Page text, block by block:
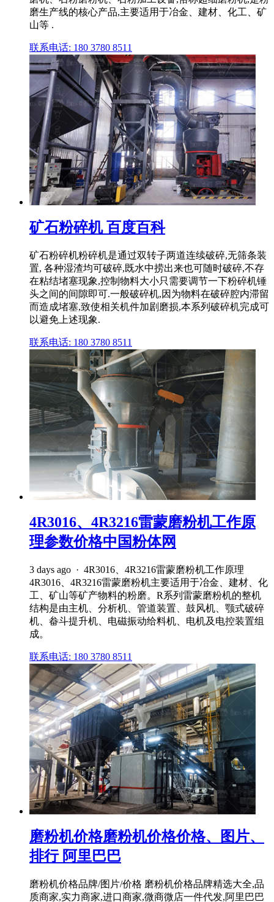
磨生产线的核心产品,主要适用于冶金、建材、化工、矿
山等 .
联系电话: 180 3780 8511
矿石粉碎机 百度百科
矿石粉碎机粉碎机是通过双转子两道连续破碎,无筛条装
置, 各种湿渣均可破碎,既水中捞出来也可随时破碎,不存
在粘结堵塞现象,控制物料大小只需要调节一下粉碎机锤
头之间的间隙即可.一般破碎机,因为物料在破碎腔内滞留
而造成堵塞,致使相关机件加剧磨损,本系列破碎机完成可
以避免上述现象.
联系电话: 180 3780 8511
4R3016、4R3216雷蒙磨粉机工作原
理参数价格中国粉体网
3 days ago · 4R3016、4R3216雷蒙磨粉机工作原理
4R3016、4R3216雷蒙磨粉机主要适用于冶金、建材、化
工、矿山等矿产物料的粉磨。R系列雷蒙磨粉机的整机
结构是由主机、分析机、管道装置、鼓风机、颚式破碎
机、畚斗提升机、电磁振动给料机、电机及电控装置组
成。
联系电话: 180 3780 8511
磨粉机价格磨粉机价格价格、图片、
排行 阿里巴巴
磨粉机价格品牌/图片/价格 磨粉机价格品牌精选大全,品
质商家,实力商家,进口商家,微商微店一件代发,阿里巴巴